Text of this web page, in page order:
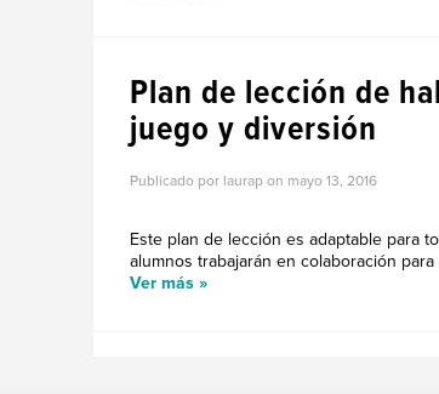
Plan de lección de
juego y diversión
Publicado por laurap on mayo 13, 2016
Este plan de lección es adaptable para
alumnos trabajarán en colaboración
Ver más »